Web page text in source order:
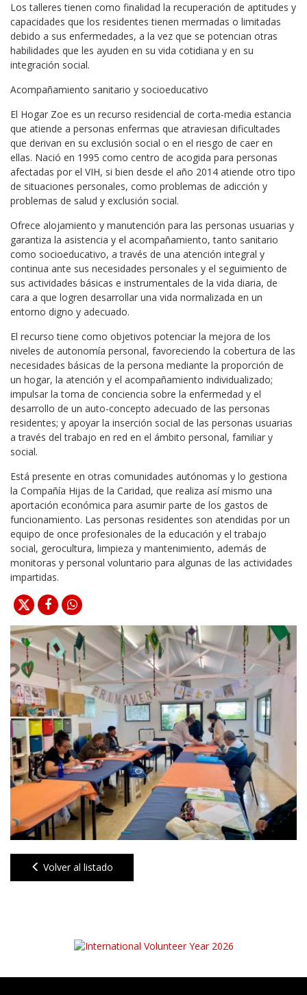
Los talleres tienen como finalidad la recuperación de aptitudes y
capacidades que los residentes tienen mermadas o limitadas
debido a sus enfermedades, a la vez que se potencian otras
habilidades que les ayuden en su vida cotidiana y en su
integración social.
Acompañamiento sanitario y socioeducativo
El Hogar Zoe es un recurso residencial de corta-media estancia
que atiende a personas enfermas que atraviesan dificultades
que derivan en su exclusión social o en el riesgo de caer en
ellas. Nació en 1995 como centro de acogida para personas
afectadas por el VIH, si bien desde el año 2014 atiende otro tipo
de situaciones personales, como problemas de adicción y
problemas de salud y exclusión social.
Ofrece alojamiento y manutención para las personas usuarias y
garantiza la asistencia y el acompañamiento, tanto sanitario
como socioeducativo, a través de una atención integral y
continua ante sus necesidades personales y el seguimiento de
sus actividades básicas e instrumentales de la vida diaria, de
cara a que logren desarrollar una vida normalizada en un
entorno digno y adecuado.
El recurso tiene como objetivos potenciar la mejora de los
niveles de autonomía personal, favoreciendo la cobertura de las
necesidades básicas de la persona mediante la proporción de
un hogar, la atención y el acompañamiento individualizado;
impulsar la toma de conciencia sobre la enfermedad y el
desarrollo de un auto-concepto adecuado de las personas
residentes; y apoyar la inserción social de las personas usuarias
a través del trabajo en red en el ámbito personal, familiar y
social.
Está presente en otras comunidades autónomas y lo gestiona
la Compañía Hijas de la Caridad, que realiza así mismo una
aportación económica para asumir parte de los gastos de
funcionamiento. Las personas residentes son atendidas por un
equipo de once profesionales de la educación y el trabajo
social, gerocultura, limpieza y mantenimiento, además de
monitoras y personal voluntario para algunas de las actividades
impartidas.
Volver al listado